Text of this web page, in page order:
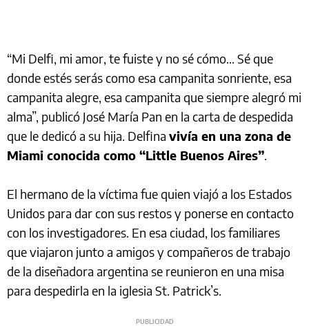
“Mi Delfi, mi amor, te fuiste y no sé cómo… Sé que
donde estés serás como esa campanita sonriente, esa
campanita alegre, esa campanita que siempre alegró mi
alma”, publicó José María Pan en la carta de despedida
que le dedicó a su hija. Delfina vivía en una zona de
Miami conocida como “Little Buenos Aires”.
El hermano de la víctima fue quien viajó a los Estados
Unidos para dar con sus restos y ponerse en contacto
con los investigadores. En esa ciudad, los familiares
que viajaron junto a amigos y compañeros de trabajo
de la diseñadora argentina se reunieron en una misa
para despedirla en la iglesia St. Patrick’s.